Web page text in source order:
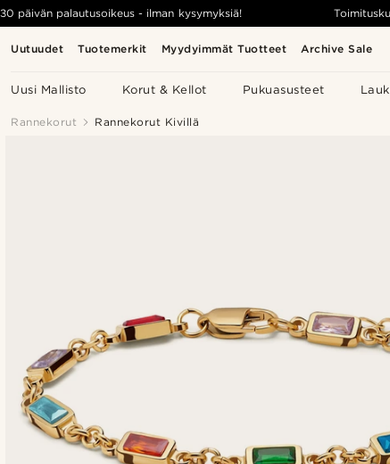
Uutuudet Tuotemerkit Myydyimmät Tuotteet Archive Sale
Uusi Mallisto Korut & Kellot Pukuasusteet
30 päivän palautusoikeus - ilman kysymyksiä!
Rannekorut Rannekorut Kivillä